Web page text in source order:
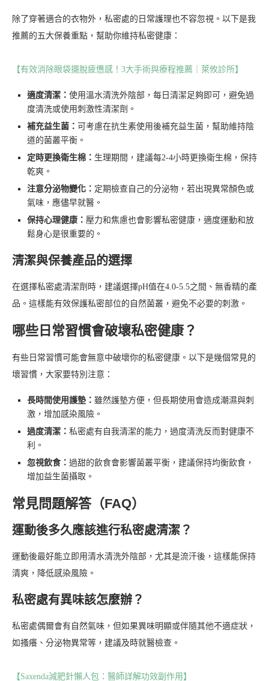
除了穿著適合的衣物外，私密處的日常護理也不容忽視。以下是我
推薦的五大保養重點，幫助你維持私密健康：
【有效消除眼袋擺脫疲憊感！3大手術與療程推薦｜萊攸診所】
適度清潔： 使用溫水清洗外陰部，每日清潔足夠即可，避免過
度清洗或使用刺激性清潔劑。
補充益生菌： 可考慮在抗生素使用後補充益生菌，幫助維持陰
道的菌叢平衡。
定時更換衛生棉： 生理期間，建議每2-4小時更換衛生棉，保持
乾爽。
注意分泌物變化： 定期檢查自己的分泌物，若出現異常顏色或
氣味，應儘早就醫。
保持心理健康： 壓力和焦慮也會影響私密健康，適度運動和放
鬆身心是很重要的。
清潔與保養產品的選擇
在選擇私密處清潔劑時，建議選擇pH值在4.0-5.5之間、無香精的產
品。這樣能有效保護私密部位的自然菌叢，避免不必要的刺激。
哪些日常習慣會破壞私密健康？
有些日常習慣可能會無意中破壞你的私密健康。以下是幾個常見的
壞習慣，大家要特別注意：
長時間使用護墊： 雖然護墊方便，但長期使用會造成潮濕與刺
激，增加感染風險。
過度清潔： 私密處有自我清潔的能力，過度清洗反而對健康不
利。
忽視飲食： 過甜的飲食會影響菌叢平衡，建議保持均衡飲食，
增加益生菌攝取。
常見問題解答（FAQ）
運動後多久應該進行私密處清潔？
運動後最好能立即用清水清洗外陰部，尤其是流汗後，這樣能保持
清爽，降低感染風險。
私密處有異味該怎麼辦？
私密處偶爾會有自然氣味，但如果異味明顯或伴隨其他不適症狀，
如搔癢、分泌物異常等，建議及時就醫檢查。
【Saxenda減肥針懶人包：醫師詳解功效副作用】